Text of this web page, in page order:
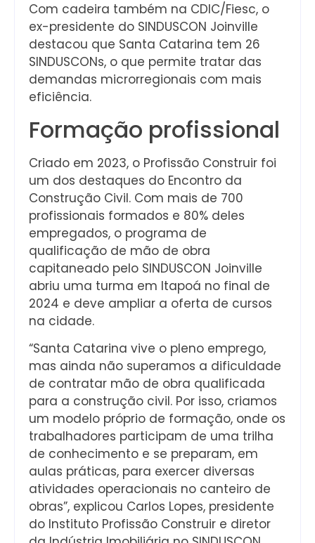
Com cadeira também na CDIC/Fiesc, o
ex-presidente do SINDUSCON Joinville
destacou que Santa Catarina tem 26
SINDUSCONs, o que permite tratar das
demandas microrregionais com mais
eficiência.
Formação profissional
Criado em 2023, o Profissão Construir foi
um dos destaques do Encontro da
Construção Civil. Com mais de 700
profissionais formados e 80% deles
empregados, o programa de
qualificação de mão de obra
capitaneado pelo SINDUSCON Joinville
abriu uma turma em Itapoá no final de
2024 e deve ampliar a oferta de cursos
na cidade.
“Santa Catarina vive o pleno emprego,
mas ainda não superamos a dificuldade
de contratar mão de obra qualificada
para a construção civil. Por isso, criamos
um modelo próprio de formação, onde os
trabalhadores participam de uma trilha
de conhecimento e se preparam, em
aulas práticas, para exercer diversas
atividades operacionais no canteiro de
obras”, explicou Carlos Lopes, presidente
do Instituto Profissão Construir e diretor